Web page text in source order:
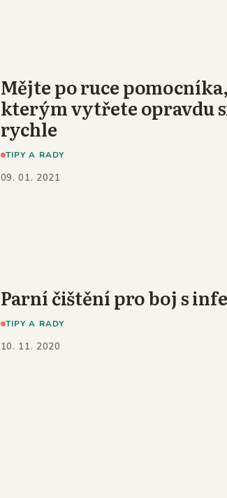
Mějte po ruce
kterým vytřete opravdu
rychle
TIPY A RADY
09. 01. 2021
Parní čištění pro boj s
TIPY A RADY
10. 11. 2020